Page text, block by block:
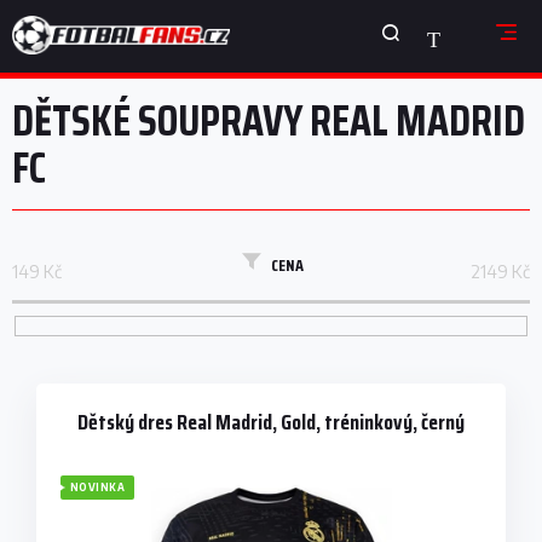
na
obsah
NÁKUPNÍ
KOŠÍK
DĚTSKÉ SOUPRAVY REAL MADRID
FC
CENA
149 Kč 2149 Kč
Dětský dres Real Madrid, Gold, tréninkový, černý
NOVINKA